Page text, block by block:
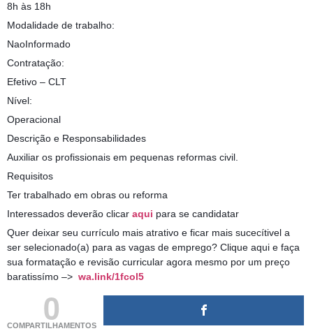
8h às 18h
Modalidade de trabalho:
NaoInformado
Contratação:
Efetivo – CLT
Nível:
Operacional
Descrição e Responsabilidades
Auxiliar os profissionais em pequenas reformas civil.
Requisitos
Ter trabalhado em obras ou reforma
Interessados deverão clicar aqui para se candidatar
Quer deixar seu currículo mais atrativo e ficar mais sucecítivel a
ser selecionado(a) para as vagas de emprego? Clique aqui e faça
sua formatação e revisão curricular agora mesmo por um preço
baratissímo –> wa.link/1fcol5
0
COMPARTILHAMENTOS